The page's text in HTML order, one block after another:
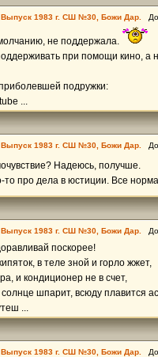
Выпуск 1983 г. СШ №30, Божи Дар.
не поддержала.
при помощи кино, а
подружки:
...
Выпуск 1983 г. СШ №30, Божи Дар.
Надеюсь, получше.
то про дела в юстиции. Все
Выпуск 1983 г. СШ №30, Божи Дар.
поскорее!
в теле зной и горло жжет,
и кондиционер не в счет,
шпарит, всюду плавится
...
Выпуск 1983 г. СШ №30, Божи Дар.